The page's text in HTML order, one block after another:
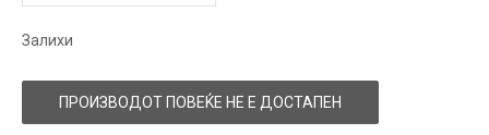
Залихи
ПРОИЗВОДОТ ПОВЕЌЕ НЕ Е ДОСТАПЕН